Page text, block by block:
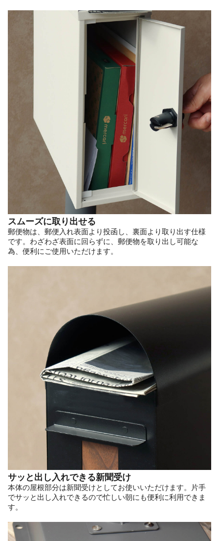
スムーズに取り出せる
郵便物は、郵便入れ表面より投函し、裏面より取り出す仕様
です。わざわざ表面に回らずに、郵便物を取り出し可能な
為、便利にご使用いただけます。
サッと出し入れできる新聞受け
本体の屋根部分は新聞受けとしてお使いいただけます。片手
でサッと出し入れできるので忙しい朝にも便利に利用できま
す。